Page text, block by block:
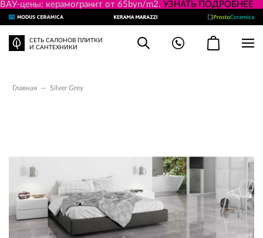
ВАУ-цены: керамогранит от 65byn/m2. УЗНАТЬ ПОДРОБНЕЕ
СЕТЬ САЛОНОВ ПЛИТКИ
И САНТЕХНИКИ
Главная — Silver Grey